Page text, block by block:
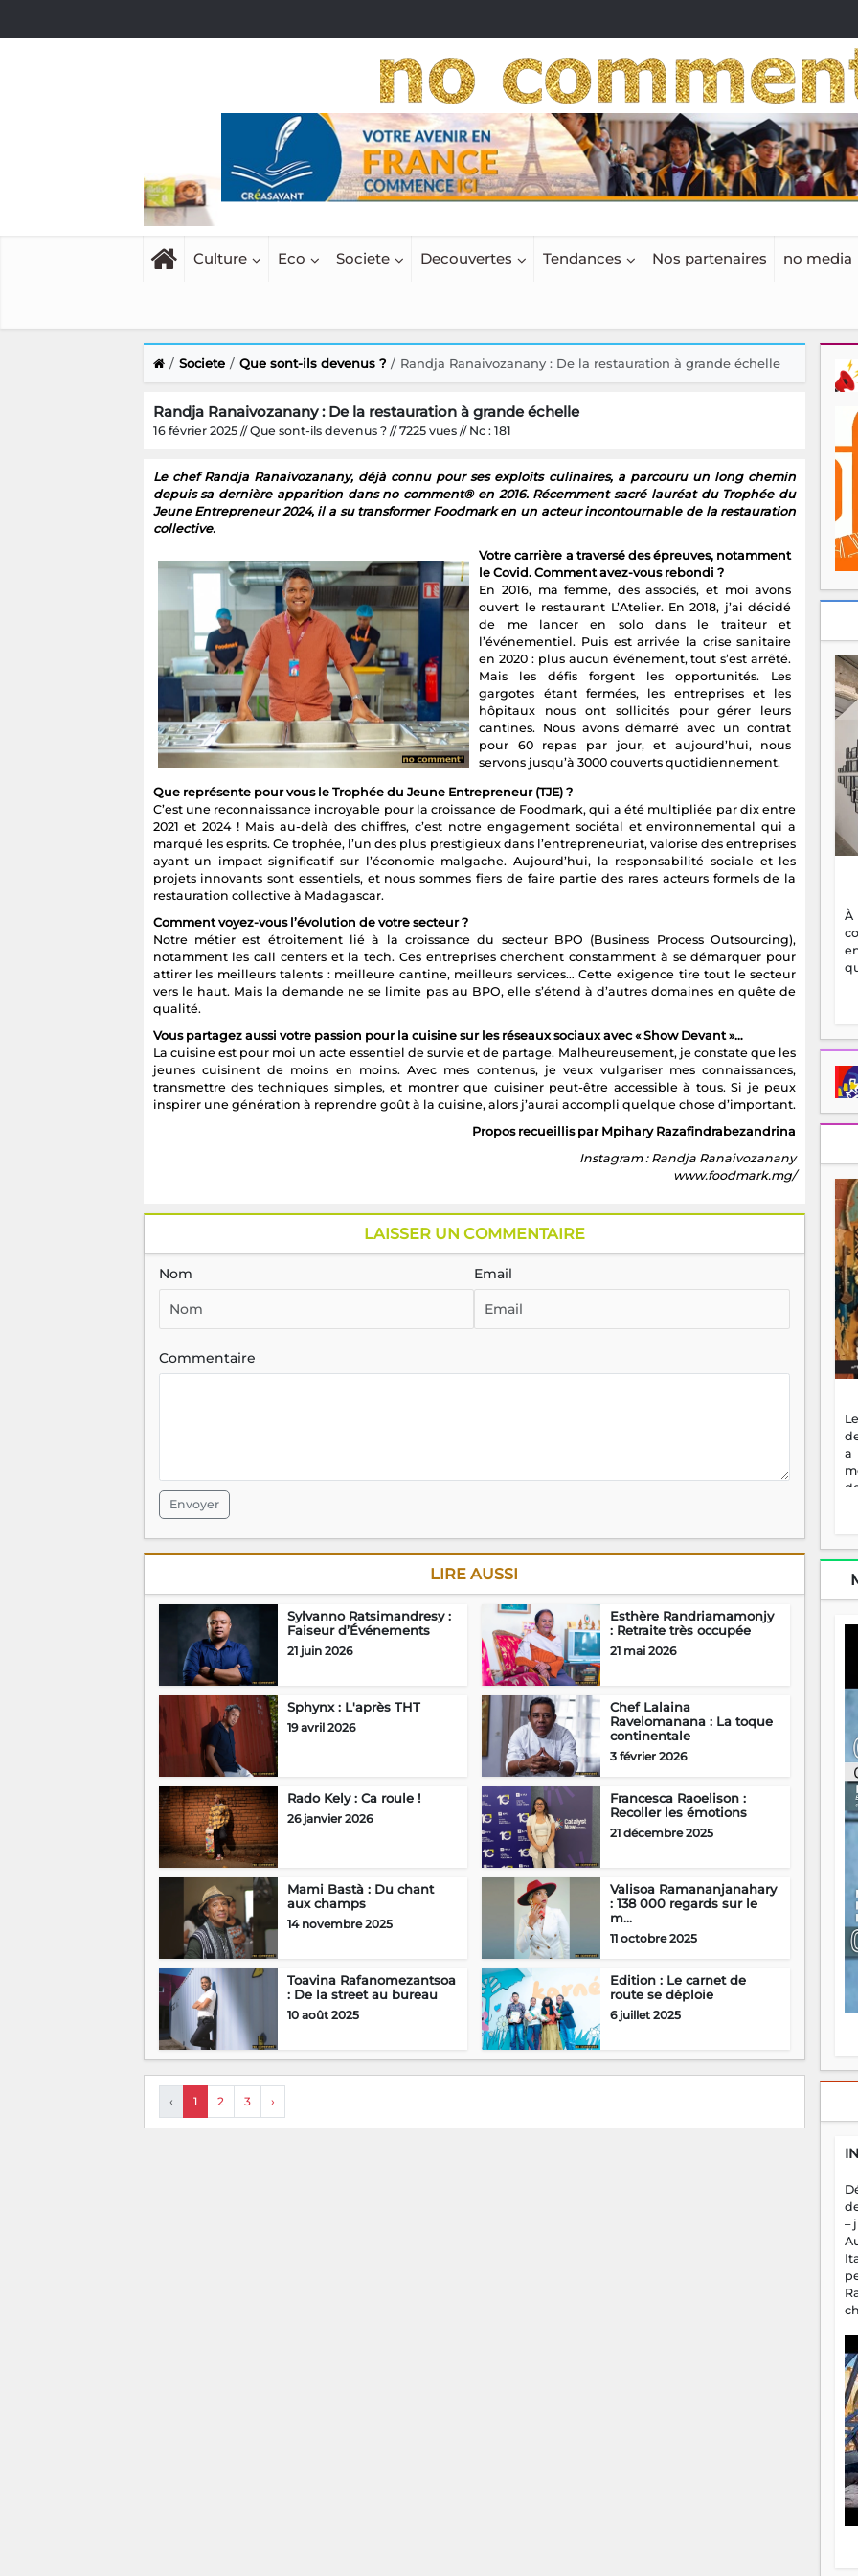
Culture Eco Societe Decouvertes Tendances Nos partenaires no media
Societe Que sont-ils devenus ? Randja Ranaivozanany : De la restauration à grande échelle
Randja Ranaivozanany : De la restauration à grande échelle
16 février 2025 // Que sont-ils devenus ? // 7225 vues // Nc : 181
Le chef Randja Ranaivozanany, déjà connu pour ses exploits culinaires, a parcouru un long chemin
depuis sa dernière apparition dans no comment® en 2016. Récemment sacré lauréat du Trophée du
Jeune Entrepreneur 2024, il a su transformer Foodmark en un acteur incontournable de la restauration
collective.
Votre carrière a traversé des épreuves, notamment
le Covid. Comment avez-vous rebondi ?
En 2016, ma femme, des associés, et moi avons
ouvert le restaurant L’Atelier. En 2018, j’ai décidé
de me lancer en solo dans le traiteur et
l’événementiel. Puis est arrivée la crise sanitaire
en 2020 : plus aucun événement, tout s’est arrêté.
Mais les défis forgent les opportunités. Les
gargotes étant fermées, les entreprises et les
hôpitaux nous ont sollicités pour gérer leurs
cantines. Nous avons démarré avec un contrat
pour 60 repas par jour, et aujourd’hui, nous
servons jusqu’à 3000 couverts quotidiennement.
Que représente pour vous le Trophée du Jeune Entrepreneur (TJE) ?
C’est une reconnaissance incroyable pour la croissance de Foodmark, qui a été multipliée par dix entre
2021 et 2024 ! Mais au-delà des chiffres, c’est notre engagement sociétal et environnemental qui a
marqué les esprits. Ce trophée, l’un des plus prestigieux dans l’entrepreneuriat, valorise des entreprises
ayant un impact significatif sur l’économie malgache. Aujourd’hui, la responsabilité sociale et les
projets innovants sont essentiels, et nous sommes fiers de faire partie des rares acteurs formels de la
restauration collective à Madagascar.
Comment voyez-vous l’évolution de votre secteur ?
Notre métier est étroitement lié à la croissance du secteur BPO (Business Process Outsourcing),
notamment les call centers et la tech. Ces entreprises cherchent constamment à se démarquer pour
attirer les meilleurs talents : meilleure cantine, meilleurs services… Cette exigence tire tout le secteur
vers le haut. Mais la demande ne se limite pas au BPO, elle s’étend à d’autres domaines en quête de
qualité.
Vous partagez aussi votre passion pour la cuisine sur les réseaux sociaux avec « Show Devant »…
La cuisine est pour moi un acte essentiel de survie et de partage. Malheureusement, je constate que les
jeunes cuisinent de moins en moins. Avec mes contenus, je veux vulgariser mes connaissances,
transmettre des techniques simples, et montrer que cuisiner peut-être accessible à tous. Si je peux
inspirer une génération à reprendre goût à la cuisine, alors j’aurai accompli quelque chose d’important.
Propos recueillis par Mpihary Razafindrabezandrina
Instagram : Randja Ranaivozanany
www.foodmark.mg/
LAISSER UN COMMENTAIRE
Nom Email
Commentaire
Envoyer
LIRE AUSSI
Sylvanno Ratsimandresy :
Faiseur d’Événements
21 juin 2026
Esthère Randriamamonjy
: Retraite très occupée
21 mai 2026
Sphynx : L'après THT
19 avril 2026
Chef Lalaina
Ravelomanana : La toque
continentale
3 février 2026
Rado Kely : Ca roule !
26 janvier 2026
Francesca Raoelison :
Recoller les émotions
21 décembre 2025
Mami Bastà : Du chant
aux champs
14 novembre 2025
Valisoa Ramananjanahary
: 138 000 regards sur le
m...
11 octobre 2025
Toavina Rafanomezantsoa
: De la street au bureau
10 août 2025
Edition : Le carnet de
route se déploie
6 juillet 2025
‹ 1 2 3 ›
a
–